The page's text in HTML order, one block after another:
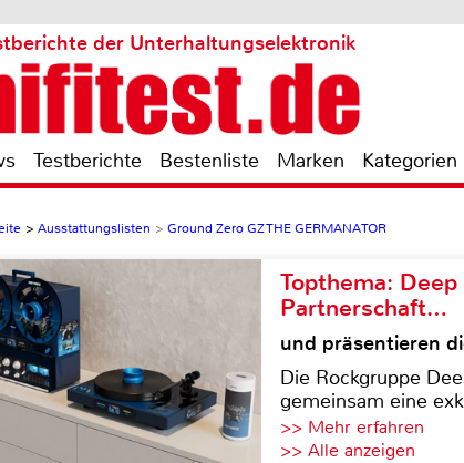
der Unterhaltungselektronik
Testberichte Bestenliste Marken Kategorien
> Ausstattungslisten > Ground Zero GZ THE GERMANATOR
Topthema:
Partnerschaft…
und präsentieren
Die Rockgruppe
gemeinsam eine
>> Mehr erfahren
>> Alle anzeigen